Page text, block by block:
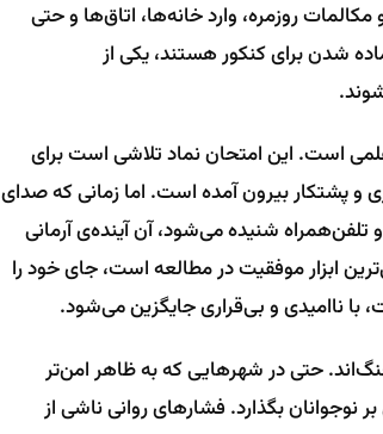
روزمره، وارد خانه‌ها، اتاق‌ها و حتی
شدن برای کنکور هستند، یکی از
علمی است. این امتحان نماد تلاشی است برای
و پشتکار بیرون آمده است. اما زمانی که صدای
تلفن‌همراه شنیده می‌شود، آن آینده‌ی آرمانی
ابزار موفقیت در مطالعه است، جای خود را
با ناامیدی و بی‌قراری جایگزین می‌شود.
حتی در شهرهایی که به ظاهر امن‌تر
نوجوانان بگذارد. فشارهای روانی ناشی از